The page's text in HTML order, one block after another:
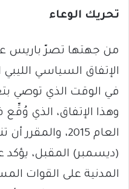
تحريك الوعاء
من جهتها تصرّ باريس
الإتفاق السياسي
في الوقت الذي توصي
وهذا الإتفاق، الذي
العام 2015،
(ديسمبر) المقبل،
المدنية على القوات